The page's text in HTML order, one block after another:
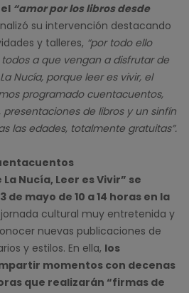
“amor por los libros desde
su intervención destacando
y talleres, “por todo ello
a que vengan a disfrutar de
Nucía, porque leer es vivir, el
programado cuentacuentos,
de libros y un sinfín
las edades, totalmente gratuitas”.
Nucía, Leer es Vivir” se
mayo de 10 a 14 horas en la
jornada cultural muy entretenida y
nuevas publicaciones de
y estilos. En ella, los
momentos con decenas
que realizarán “firmas de